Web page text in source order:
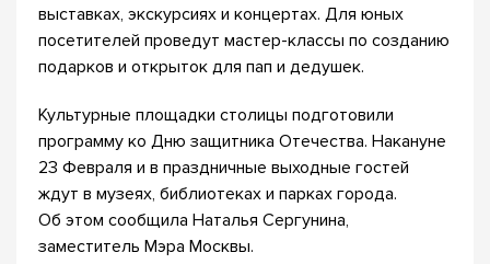
выставках, экскурсиях и концертах. Для юных
посетителей проведут мастер-классы по созданию
подарков и открыток для пап и дедушек.
Культурные площадки столицы подготовили
программу ко Дню защитника Отечества. Накануне
23 Февраля и в праздничные выходные гостей
ждут в музеях, библиотеках и парках города.
Об этом сообщила Наталья Сергунина,
заместитель Мэра Москвы.